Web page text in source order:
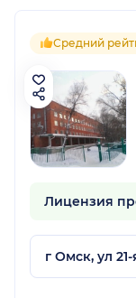
Средний
Лицензия
г Омск, ул